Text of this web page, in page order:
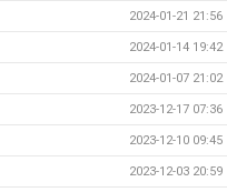
2024-01-21 21:56
2024-01-14 19:42
2024-01-07 21:02
2023-12-17 07:36
2023-12-10 09:45
2023-12-03 20:59